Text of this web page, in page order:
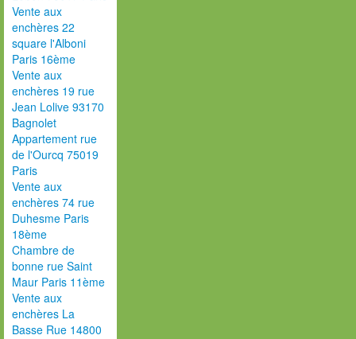
Vente aux
enchères 22
square l'Alboni
Paris 16ème
Vente aux
enchères 19 rue
Jean Lolive 93170
Bagnolet
Appartement rue
de l'Ourcq 75019
Paris
Vente aux
enchères 74 rue
Duhesme Paris
18ème
Chambre de
bonne rue Saint
Maur Paris 11ème
Vente aux
enchères La
Basse Rue 14800